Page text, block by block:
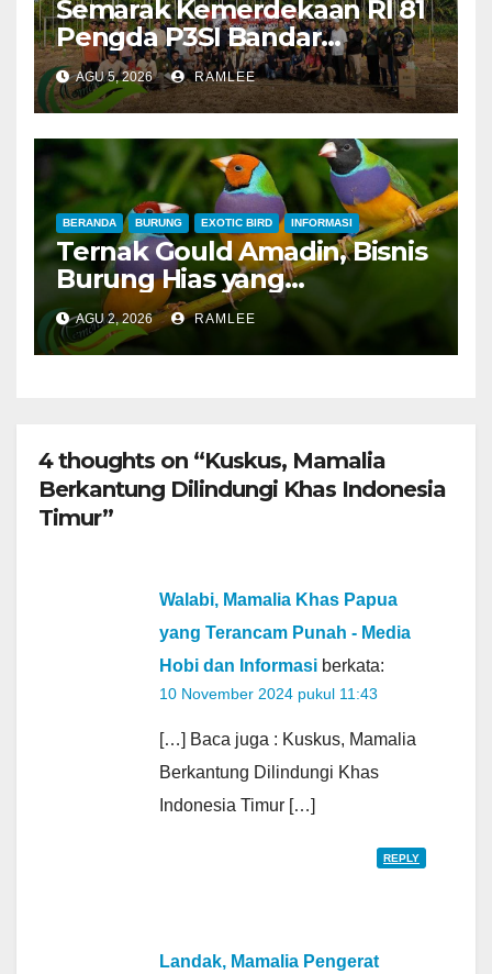
Semarak Kemerdekaan RI 81
Pengda P3SI Bandar
Lampung, Potong Tumpeng
Menandai Peresmian
Lapangan Baru, Mawar
Merah dan Jahanam Juara
AGU 5, 2026 RAMLEE
BERANDA BURUNG EXOTIC BIRD INFORMASI
Ternak Gould Amadin, Bisnis
Burung Hias yang
Menguntungkan
AGU 2, 2026 RAMLEE
4 thoughts on “Kuskus, Mamalia
Berkantung Dilindungi Khas Indonesia
Timur”
Walabi, Mamalia Khas Papua
yang Terancam Punah - Media
Hobi dan Informasi berkata:
10 November 2024 pukul 11:43
[…] Baca juga : Kuskus, Mamalia
Berkantung Dilindungi Khas
Indonesia Timur […]
REPLY
Landak, Mamalia Pengerat